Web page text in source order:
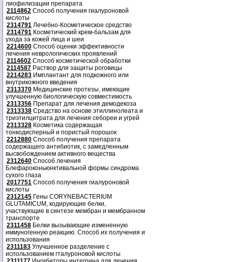
лиофилизации препарата
2114862 Способ получения гиалуроновой
кислоты
2314791 Лечебно-Косметическое средство
2314791 Косметический крем-бальзам для
ухода за кожей лица и шеи
2214600 Способ оценки эффективности
лечения неврологических проявлений
2114602 Способ косметической обработки
2114587 Раствор для защиты роговицы
2214283 Имплантант для подкожного или
внутрикожного введения
2313370 Медицинские протезы, имеющие
улучшенную биологическую совместимость
2313356 Препарат для лечения демодекоза
2313338 Средство на основе этиллинолеата и
триэтилцитрата для лечения себореи и угрей
2313328 Косметика содержащая
тонкодисперный и пористый порошок
2212880 Способ получения препарата
содержащего антибиотик, с замедленным
высвобождением активного вещества
2312640 Способ лечения
Блефароконьюнктивальной формы синдрома
сухого глаза
2017751 Способ получения гиалуроновой
кислоты
2312145 Гены CORYNEBACTERIUM
GLUTAMICUM, кодирующие белки,
участвующие в синтезе мембран и мембранном
транспорте
2311458 Белки вызывающие измененную
иммуногенную реакцию. Способ их получения и
использования
2311183 Улучшенное разделение с
использованием гталуроновой кислоты